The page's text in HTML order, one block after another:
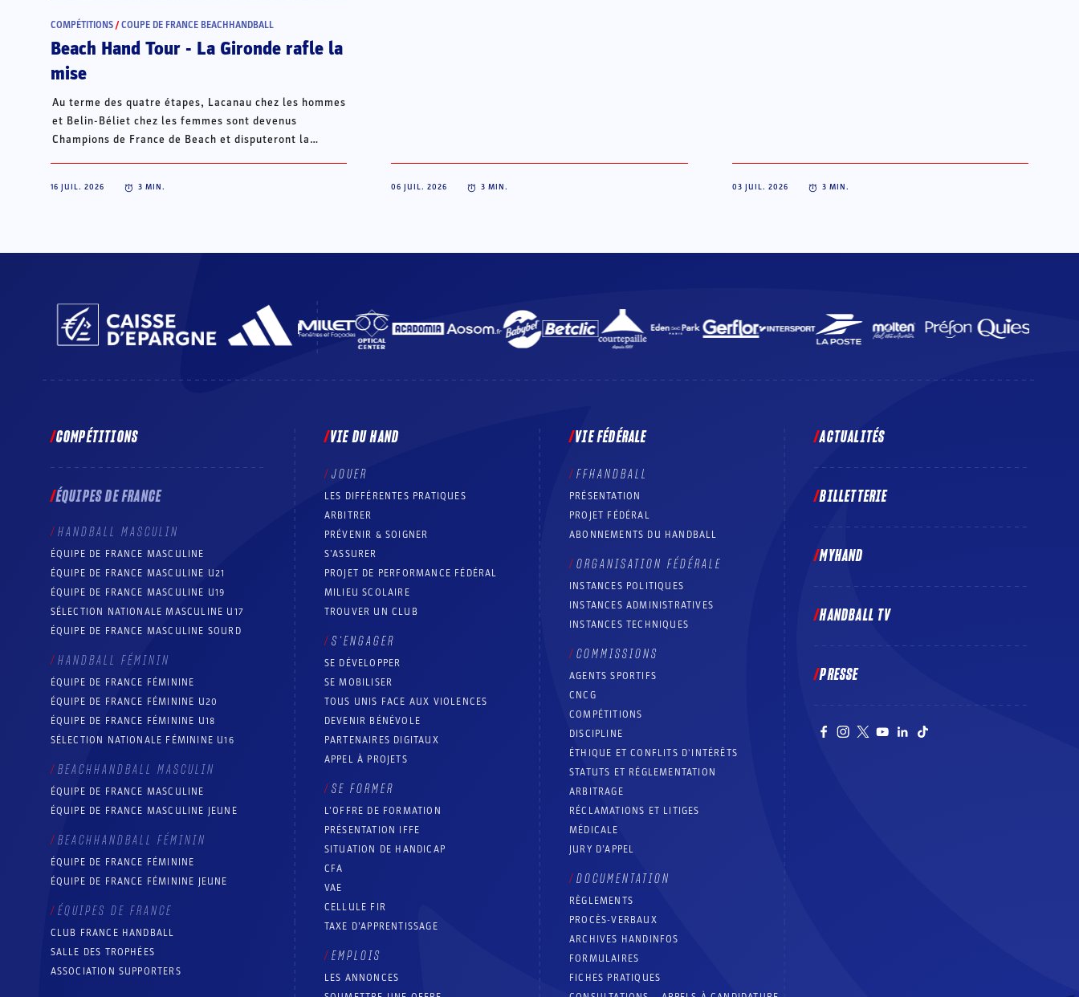
COMPÉTITIONS /COUPE DE FRANCE BEACHHANDBALL
Beach Hand Tour - La Gironde rafle la
mise
Au terme des quatre étapes, Lacanau chez les hommes
et Belin-Béliet chez les femmes sont devenus
Champions de France de Beach et disputeront la
16 JUIL. 2026 3 MIN. 06 JUIL. 2026 3 MIN. 03 JUIL. 2026 3 MIN.
COMPÉTITIONS
ÉQUIPES DE FRANCE
HANDBALL MASCULIN
ÉQUIPE DE FRANCE MASCULINE
ÉQUIPE DE FRANCE MASCULINE U21
ÉQUIPE DE FRANCE MASCULINE U19
SÉLECTION NATIONALE MASCULINE U17
ÉQUIPE DE FRANCE MASCULINE SOURD
HANDBALL FÉMININ
ÉQUIPE DE FRANCE FÉMININE
ÉQUIPE DE FRANCE FÉMININE U20
ÉQUIPE DE FRANCE FÉMININE U18
SÉLECTION NATIONALE FÉMININE U16
BEACHHANDBALL MASCULIN
ÉQUIPE DE FRANCE MASCULINE
ÉQUIPE DE FRANCE MASCULINE JEUNE
BEACHHANDBALL FÉMININ
ÉQUIPE DE FRANCE FÉMININE
ÉQUIPE DE FRANCE FÉMININE JEUNE
ÉQUIPES DE FRANCE
CLUB FRANCE HANDBALL
SALLE DES TROPHÉES
ASSOCIATION SUPPORTERS
VIE DU HAND
JOUER
LES DIFFÉRENTES PRATIQUES
ARBITRER
PRÉVENIR & SOIGNER
S’ASSURER
PROJET DE PERFORMANCE FÉDÉRAL
MILIEU SCOLAIRE
TROUVER UN CLUB
S’ENGAGER
SE DÉVELOPPER
SE MOBILISER
TOUS UNIS FACE AUX VIOLENCES
DEVENIR BÉNÉVOLE
PARTENAIRES DIGITAUX
APPEL À PROJETS
SE FORMER
L’OFFRE DE FORMATION
PRÉSENTATION IFFE
SITUATION DE HANDICAP
CFA
VAE
CELLULE FIR
TAXE D’APPRENTISSAGE
EMPLOIS
LES ANNONCES
VIE FÉDÉRALE
FFHANDBALL
PRÉSENTATION
PROJET FÉDÉRAL
ABONNEMENTS DU HANDBALL
ORGANISATION FÉDÉRALE
INSTANCES POLITIQUES
INSTANCES ADMINISTRATIVES
INSTANCES TECHNIQUES
COMMISSIONS
AGENTS SPORTIFS
CNCG
COMPÉTITIONS
DISCIPLINE
ÉTHIQUE ET CONFLITS D'INTÉRÊTS
STATUTS ET RÉGLEMENTATION
ARBITRAGE
RÉCLAMATIONS ET LITIGES
MÉDICALE
JURY D’APPEL
DOCUMENTATION
RÈGLEMENTS
PROCÈS-VERBAUX
ARCHIVES HANDINFOS
FORMULAIRES
FICHES PRATIQUES
ACTUALITÉS
BILLETTERIE
MYHAND
HANDBALL TV
PRESSE